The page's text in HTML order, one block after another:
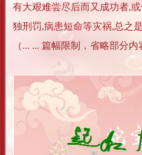
有大艰难尝尽后而又成功者,
独刑罚,病患短命等灾祸,总之是
（... ... 篇幅限制，省略部分内